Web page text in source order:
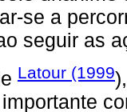
se a
seguir as
Latour (1999